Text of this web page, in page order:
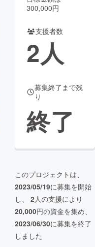
CAMPFIRE Creation
コミュニティ
300,000円
支援者数
2人
募集終了まで残
り
終了
このプロジェクトは、
2023/05/19に募集を開始
し、 2人の支援により
20,000円の資金を集め、
2023/06/30に募集を終了
しました